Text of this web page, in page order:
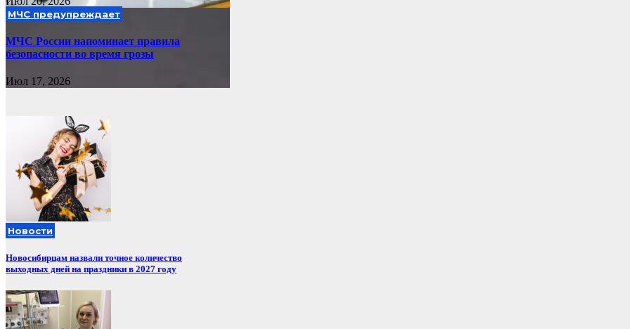
МЧС предупреждает
МЧС России напоминает правила
безопасности во время грозы
Июл 17, 2026
Новости
Новосибирцам назвали точное количество
выходных дней на праздники в 2027 году